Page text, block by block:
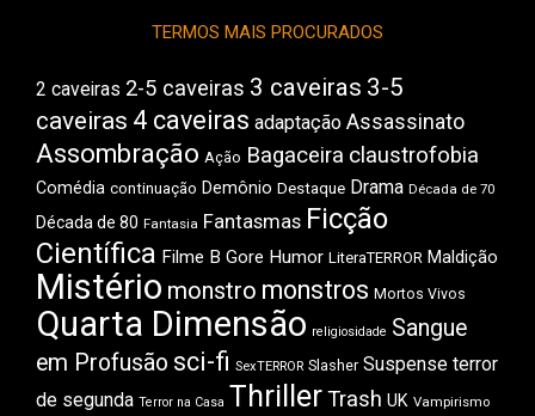
TERMOS MAIS PROCURADOS
2 caveiras 2-5 caveiras 3 caveiras 3-5
caveiras 4 caveiras adaptação Assassinato
Assombração Ação Bagaceira claustrofobia
Comédia continuação Demônio Destaque Drama Década de 70
Década de 80 Fantasia Fantasmas Ficção
Científica Filme B Gore Humor LiteraTERROR Maldição
Mistério monstro monstros Mortos Vivos
Quarta Dimensão religiosidade Sangue
em Profusão sci-fi SexTERROR Slasher Suspense terror
de segunda Terror na Casa ThrillerTrash UK Vampirismo